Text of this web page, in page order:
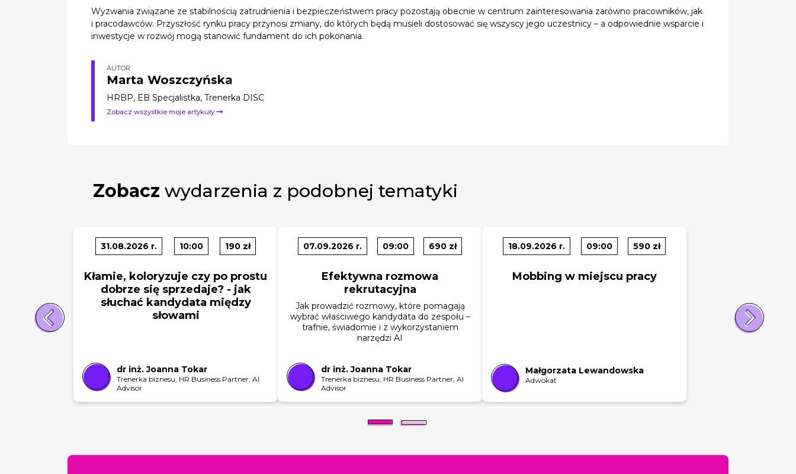
Wyzwania związane ze stabilnością zatrudnienia i bezpieczeństwem pracy pozostają obecnie w centrum zainteresowania zarówno pracowników, jak
i pracodawców. Przyszłość rynku pracy przynosi zmiany, do których będą musieli dostosować się wszyscy jego uczestnicy – a odpowiednie wsparcie i
inwestycje w rozwój mogą stanowić fundament do ich pokonania.
AUTOR
Marta Woszczyńska
HRBP, EB Specjalistka, Trenerka DISC
Zobacz wszystkie moje artykuły
Zobacz wydarzenia z podobnej tematyki
31.08.2026 r. 10:00 190 zł
Kłamie, koloryzuje czy po prostu
dobrze się sprzedaje? - jak
słuchać kandydata między
słowami
dr inż. Joanna Tokar
Trenerka biznesu, HR Business Partner, AI
Advisor
07.09.2026 r. 09:00 690 zł
Efektywna rozmowa
rekrutacyjna
Jak prowadzić rozmowy, które pomagają
wybrać właściwego kandydata do zespołu –
trafnie, świadomie i z wykorzystaniem
narzędzi AI
dr inż. Joanna Tokar
Trenerka biznesu, HR Business Partner, AI
Advisor
18.09.2026 r. 09:00 590 zł
Mobbing w miejscu pracy
Małgorzata Lewandowska
Adwokat